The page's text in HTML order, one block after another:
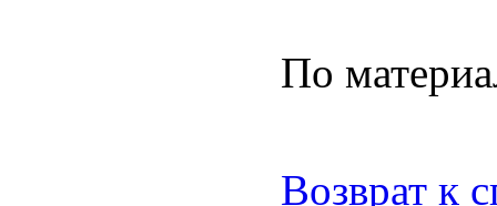
По
Возврат к